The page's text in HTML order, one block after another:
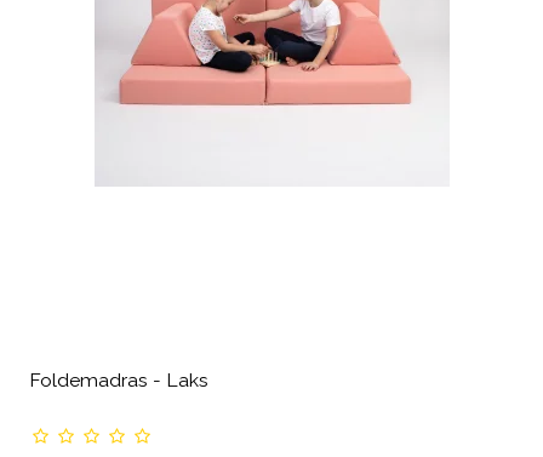
Foldemadras - Laks